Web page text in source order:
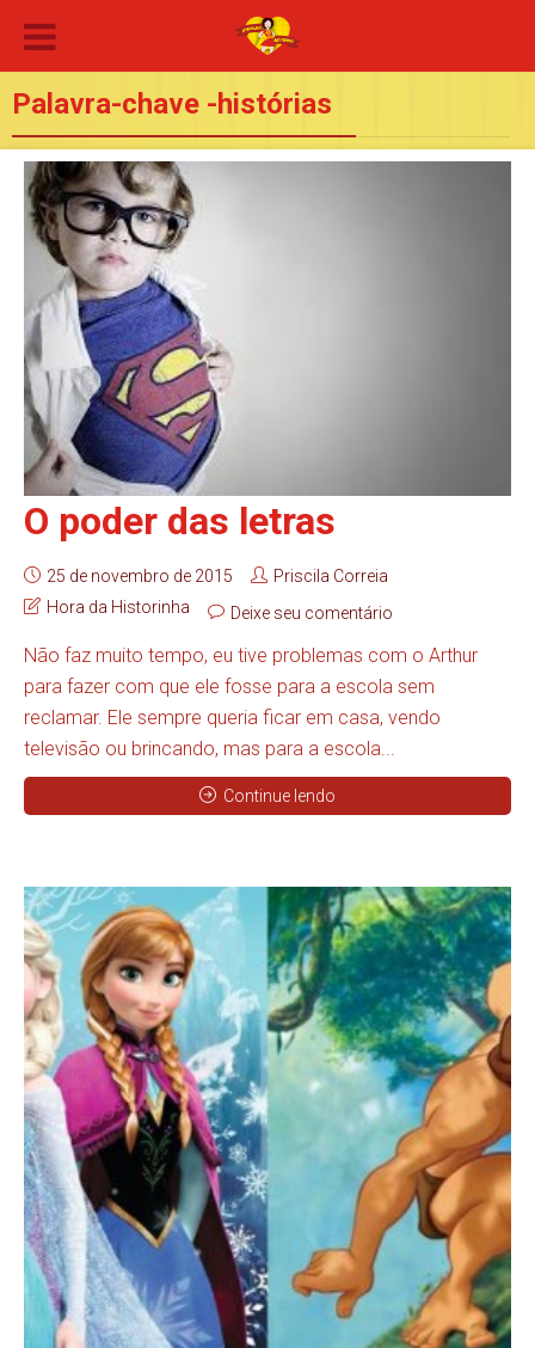
Palavra-chave -histórias
O poder das letras
25 de novembro de 2015
Priscila Correia
Hora da Historinha
Deixe seu comentário
Não faz muito tempo, eu tive problemas com o Arthur
para fazer com que ele fosse para a escola sem
reclamar. Ele sempre queria ficar em casa, vendo
televisão ou brincando, mas para a escola...
Continue lendo